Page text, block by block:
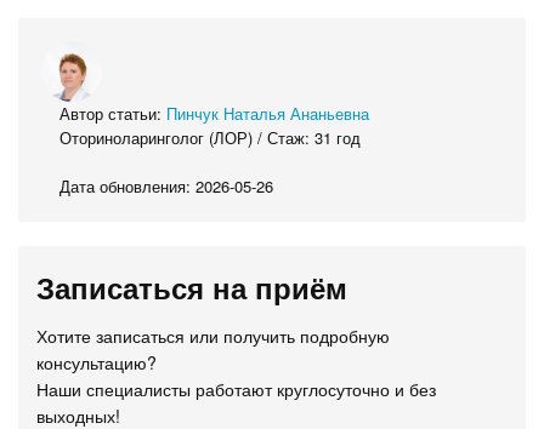
Автор статьи: Пинчук Наталья Ананьевна
Оториноларинголог (ЛОР) / Стаж: 31 год
Дата обновления: 2026-05-26
Записаться на приём
Хотите записаться или получить подробную
консультацию?
Наши специалисты работают круглосуточно и без
выходных!